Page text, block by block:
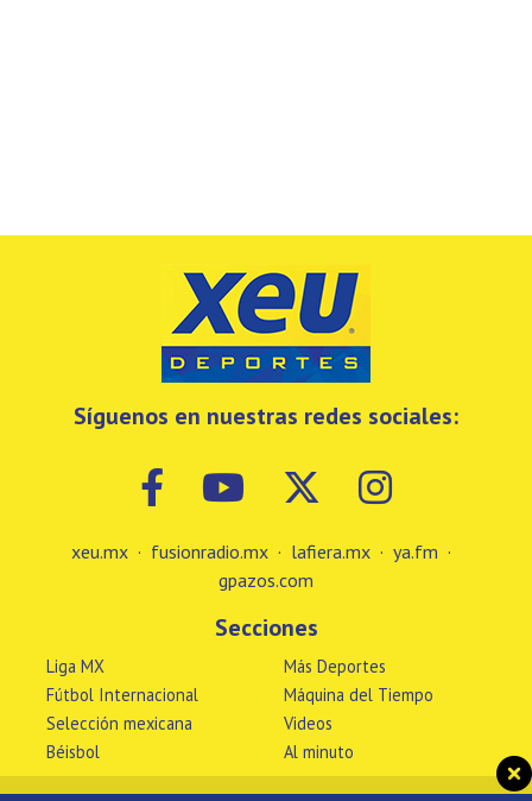
Síguenos en nuestras redes sociales:
xeu.mx · fusionradio.mx · lafiera.mx · ya.fm ·
gpazos.com
Secciones
Liga MX
Fútbol Internacional
Selección mexicana
Béisbol
Más Deportes
Máquina del Tiempo
Videos
Al minuto